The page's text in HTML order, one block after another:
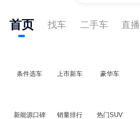
首页 找车 二手车 直播
条件选车 上市新车 豪华车
新能源口碑 销量排行 热门SUV